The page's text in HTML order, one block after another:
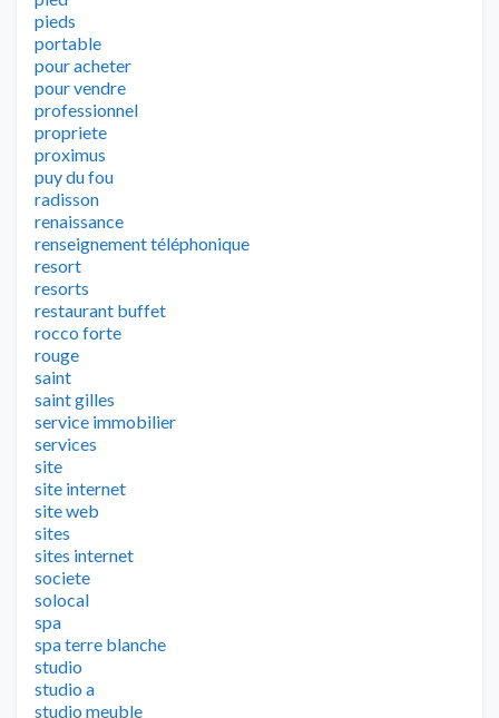
pieds
portable
pour acheter
pour vendre
professionnel
propriete
proximus
puy du fou
radisson
renaissance
renseignement téléphonique
resort
resorts
restaurant buffet
rocco forte
rouge
saint
saint gilles
service immobilier
services
site
site internet
site web
sites
sites internet
societe
solocal
spa
spa terre blanche
studio
studio a
studio meuble